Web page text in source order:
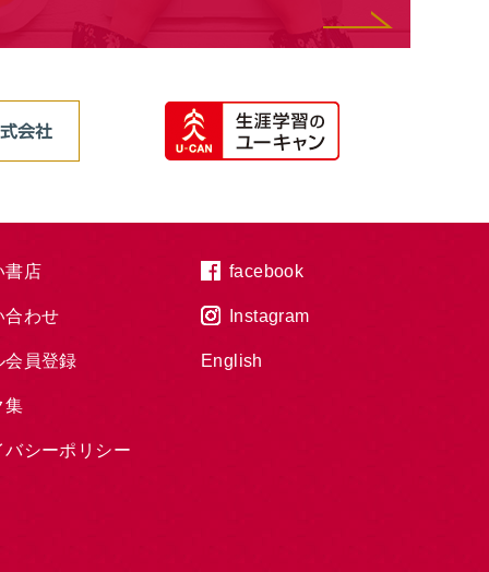
書店
合わせ
会員登録
集
バシーポリシー
facebook
Instagram
English